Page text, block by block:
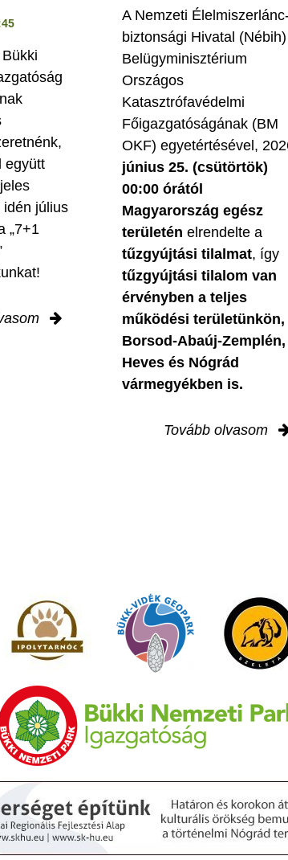
együtt
idén július
„7+1
A Nemzeti
biztonsági Hivatal
Belügyminisztérium
Országos
Katasztrófavédelmi
Főigazgatóságának (BM
OKF) egyetértésével,
június 25. (csütörtök)
00:00 órától
Magyarország egész
területén elrendelte a
tűzgyújtási tilalmat, így
tűzgyújtási tilalom van
érvényben a teljes
működési területünkön,
Borsod-Abaúj-Zemplén,
Heves és Nógrád
vármegyékben is.
Tovább olvasom